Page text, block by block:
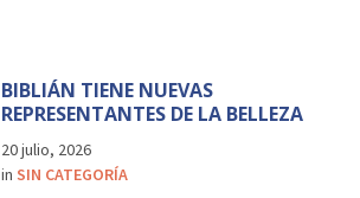
BIBLIÁN TIENE NUEVAS
REPRESENTANTES DE LA BELLEZA
20 julio, 2026
in SIN CATEGORÍA